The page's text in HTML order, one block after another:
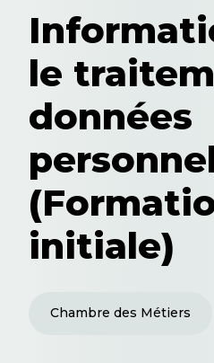
le
données
initiale)
Chambre des Métiers